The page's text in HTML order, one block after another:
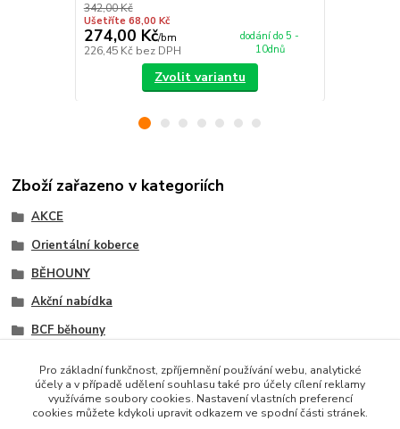
342,00 Kč
Ušetříte 68,00 Kč
274,00 Kč/bm
226,45 Kč bez DPH
dodání do 5 -
10dnů
Zvolit variantu
Zboží zařazeno v kategoriích
AKCE
Orientální koberce
BĚHOUNY
Akční nabídka
BCF běhouny
Akce metrážní koberce
Pro základní funkčnost, zpříjemnění používání webu, analytické
účely a v případě udělení souhlasu také pro účely cílení reklamy
využíváme soubory cookies. Nastavení vlastních preferencí
cookies můžete kdykoli upravit odkazem ve spodní části stránek.